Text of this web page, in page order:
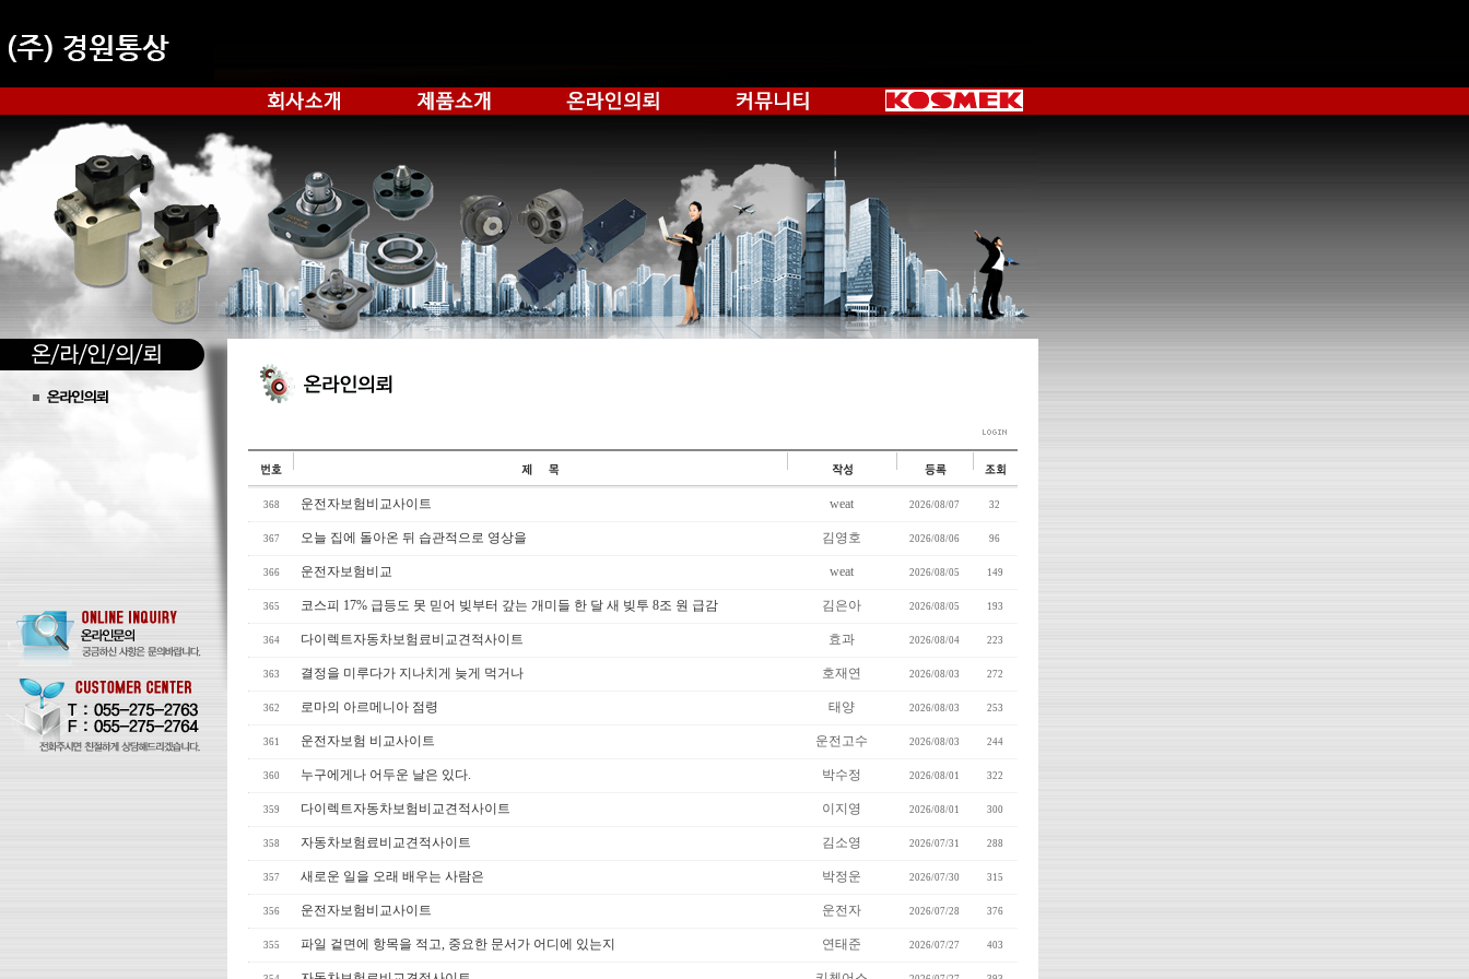
368 운전자보험비교사이트 weat 2026/08/07 32
367 오늘 집에 돌아온 뒤 습관적으로 영상을 김영호 2026/08/06 96
366 운전자보험비교 weat 2026/08/05 149
365 코스피 17% 급등도 못 믿어 빚부터 갚는 개미들 한 달 새 빚투 8조 원 급감 김은아 2026/08/05 193
364 다이렉트자동차보험료비교견적사이트 효과 2026/08/04 223
363 결정을 미루다가 지나치게 늦게 먹거나 호재연 2026/08/03 272
362 로마의 아르메니아 점령 태양 2026/08/03 253
361 운전자보험 비교사이트 운전고수 2026/08/03 244
360 누구에게나 어두운 날은 있다. 박수정 2026/08/01 322
359 다이렉트자동차보험비교견적사이트 이지영 2026/08/01 300
358 자동차보험료비교견적사이트 김소영 2026/07/31 288
357 새로운 일을 오래 배우는 사람은 박정운 2026/07/30 315
356 운전자보험비교사이트 운전자 2026/07/28 376
355 파일 겉면에 항목을 적고, 중요한 문서가 어디에 있는지 연태준 2026/07/27 403